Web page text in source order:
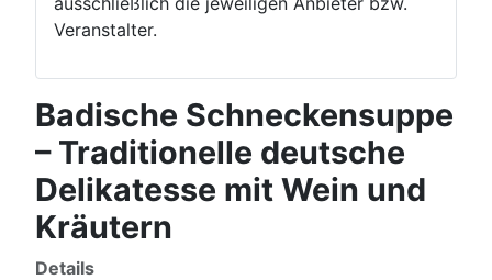
Veranstalter.
Badische Schneckensuppe
– Traditionelle deutsche
Delikatesse mit Wein und
Kräutern
Details